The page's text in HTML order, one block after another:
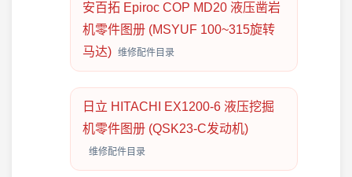
安百拓 Epiroc COP MD20 液压凿岩
机零件图册 (MSYUF 100~315旋转
马达) 维修配件目录
日立 HITACHI EX1200-6 液压挖掘
机零件图册 (QSK23-C发动机)
维修配件目录